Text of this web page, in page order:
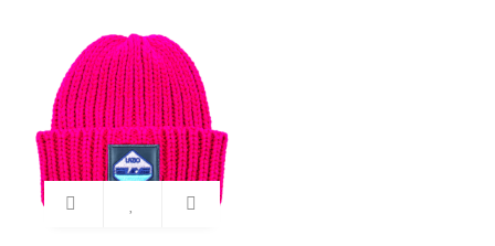
35.90€